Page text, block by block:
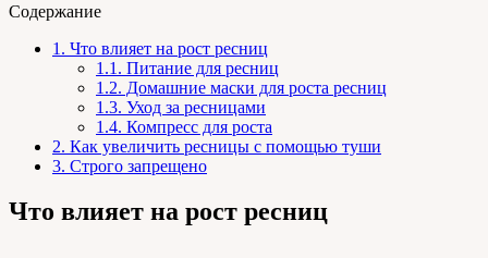
Содержание
1. Что влияет на рост ресниц
1.1. Питание для ресниц
1.2. Домашние маски для роста ресниц
1.3. Уход за ресницами
1.4. Компресс для роста
2. Как увеличить ресницы с помощью туши
3. Строго запрещено
Что влияет на рост ресниц